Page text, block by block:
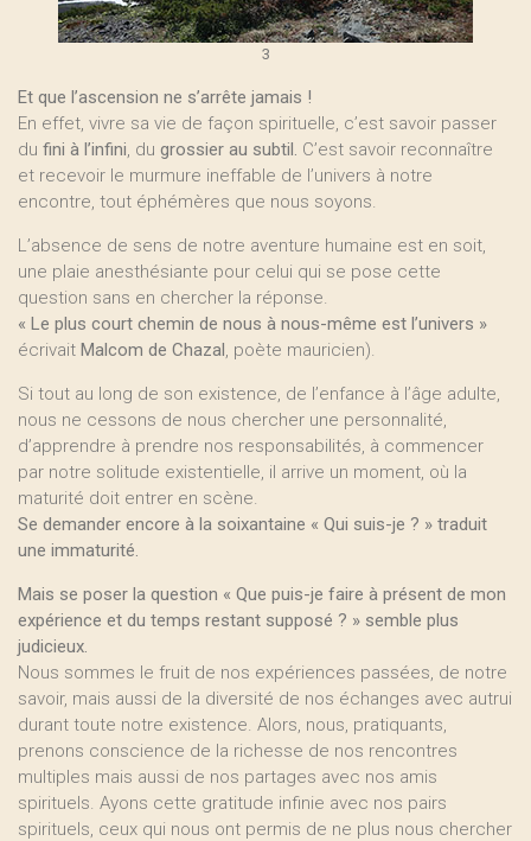
3
Et que l’ascension ne s’arrête jamais !
En effet, vivre sa vie de façon spirituelle, c’est savoir passer
du fini à l’infini, du grossier au subtil. C’est savoir reconnaître
et recevoir le murmure ineffable de l’univers à notre
encontre, tout éphémères que nous soyons.
L’absence de sens de notre aventure humaine est en soit,
une plaie anesthésiante pour celui qui se pose cette
question sans en chercher la réponse.
« Le plus court chemin de nous à nous-même est l’univers »
écrivait Malcom de Chazal, poète mauricien).
Si tout au long de son existence, de l’enfance à l’âge adulte,
nous ne cessons de nous chercher une personnalité,
d’apprendre à prendre nos responsabilités, à commencer
par notre solitude existentielle, il arrive un moment, où la
maturité doit entrer en scène.
Se demander encore à la soixantaine « Qui suis-je ? » traduit
une immaturité.
Mais se poser la question « Que puis-je faire à présent de mon
expérience et du temps restant supposé ? » semble plus
judicieux.
Nous sommes le fruit de nos expériences passées, de notre
savoir, mais aussi de la diversité de nos échanges avec autrui
durant toute notre existence. Alors, nous, pratiquants,
prenons conscience de la richesse de nos rencontres
multiples mais aussi de nos partages avec nos amis
spirituels. Ayons cette gratitude infinie avec nos pairs
spirituels, ceux qui nous ont permis de ne plus nous chercher